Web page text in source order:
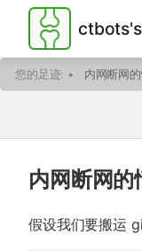
您的足迹: • 内网断网
内网断网
假设我们要搬运